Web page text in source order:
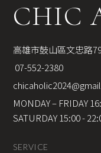
CHIC
高雄市鼓山區文忠路
07-552-2380
MONDAY – FRIDAY
SATURDAY 15:00 -
SERVICE